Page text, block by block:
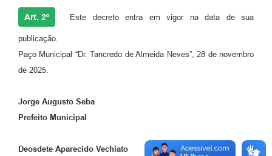
Art. 2º Este decreto entra em vigor na data de sua
publicação.
Paço Municipal “Dr. Tancredo de Almeida Neves”, 28 de novembro
de 2025.
Jorge Augusto Seba
Prefeito Municipal
Deosdete Aparecido Vechiato